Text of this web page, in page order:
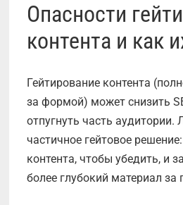
Опасности
контента и как
Гейтирование контента
за формой) может снизить
отпугнуть часть аудитории.
частичное гейтовое
контента, чтобы убедить, и
более глубокий материал за